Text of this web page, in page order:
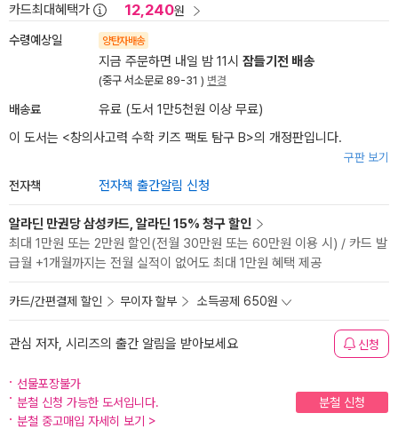
카드최대혜택가 12,240원
수령예상일 양탄자배송
지금 주문하면 내일 밤 11시 잠들기전 배송
(중구 서소문로 89-31 ) 변경
배송료
유료 (도서 1만5천원 이상 무료)
이 도서는 <창의사고력 수학 키즈 팩토 탐구 B>의 개정판입니다.
구판 보기
전자책 전자책 출간알림 신청
알라딘 만권당 삼성카드, 알라딘 15% 청구 할인
최대 1만원 또는 2만원 할인(전월 30만원 또는 60만원 이용 시) / 카드 발
급월 +1개월까지는 전월 실적이 없어도 최대 1만원 혜택 제공
카드/간편결제 할인 무이자 할부 소득공제 650원
관심 저자, 시리즈의 출간 알림을 받아보세요 신청
선물포장불가
분철 신청 가능한 도서입니다.
분철 신청
분철 중고매입 자세히 보기 >